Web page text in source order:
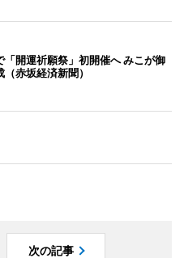
「開運祈願祭」初開催へ みこが御
赤坂経済新聞）
次の記事